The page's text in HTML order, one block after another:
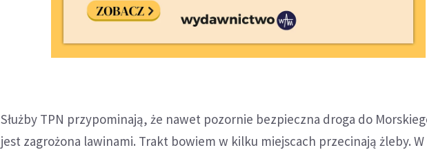
Służby TPN przypominają, że nawet pozornie bezpieczna droga do
jest zagrożona lawinami. Trakt bowiem w kilku miejscach przecinają żleby. W